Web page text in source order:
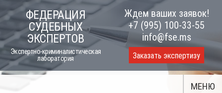
to
content
ФЕДЕРАЦИЯ
СУДЕБНЫХ
ЭКСПЕРТОВ
Экспертно-криминалистическая
лаборатория
Ждем ваших заявок!
+7 (995) 100-33-55
info@fse.ms
Заказать экспертизу
МЕНЮ